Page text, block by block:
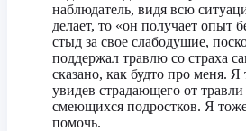
наблюдатель, видя всю
делает, то «он получает опыт
стыд за свое слабодушие,
поддержал травлю со страха
сказано, как будто про меня. Я
увидев страдающего от
смеющихся подростков. Я
помочь.